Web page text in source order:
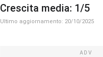
Crescita media: 1/5
Ultimo aggiornamento: 20/10/2025
ADV